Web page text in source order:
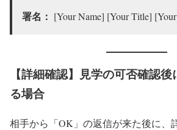
署名： [Your Name] [Your Title]
【詳細確認】見学の可否確認
る場合
相手から「OK」の返信が来た後に、